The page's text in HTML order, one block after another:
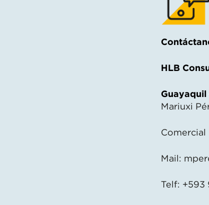
HLB
Guayaquil
Mariuxi
Comercial
Mail:
Telf: +593